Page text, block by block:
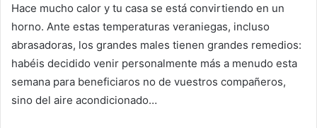
Hace mucho calor y tu casa se está convirtiendo en un
horno. Ante estas temperaturas veraniegas, incluso
abrasadoras, los grandes males tienen grandes remedios:
habéis decidido venir personalmente más a menudo esta
semana para beneficiaros no de vuestros compañeros,
sino del aire acondicionado…